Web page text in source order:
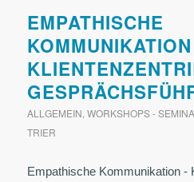
EMPATHISCHE
ALLGEMEIN, WORKSHOPS -
TRIER
Empathische Kommunikation -